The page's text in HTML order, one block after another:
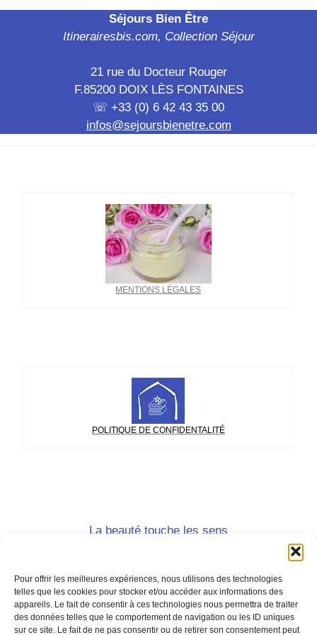
Pour offrir les meilleures expériences, nous utilisons des technologies
telles que les cookies pour stocker et/ou accéder aux informations des
appareils. Le fait de consentir à ces technologies nous permettra de traiter
des données telles que le comportement de navigation ou les ID uniques
sur ce site. Le fait de ne pas consentir ou de retirer son consentement peut
Séjours Bien Être
Itinerairesbis.com, Collection Séjour
21 rue du Docteur Rouger
F.85200 DOIX LÈS FONTAINES
☏ +33 (0) 6 42 43 35 00
infos@sejoursbienetre.com
MENTIONS LÉGALES
POLITIQUE DE CONFIDENTALITÉ
La beauté touche les sens